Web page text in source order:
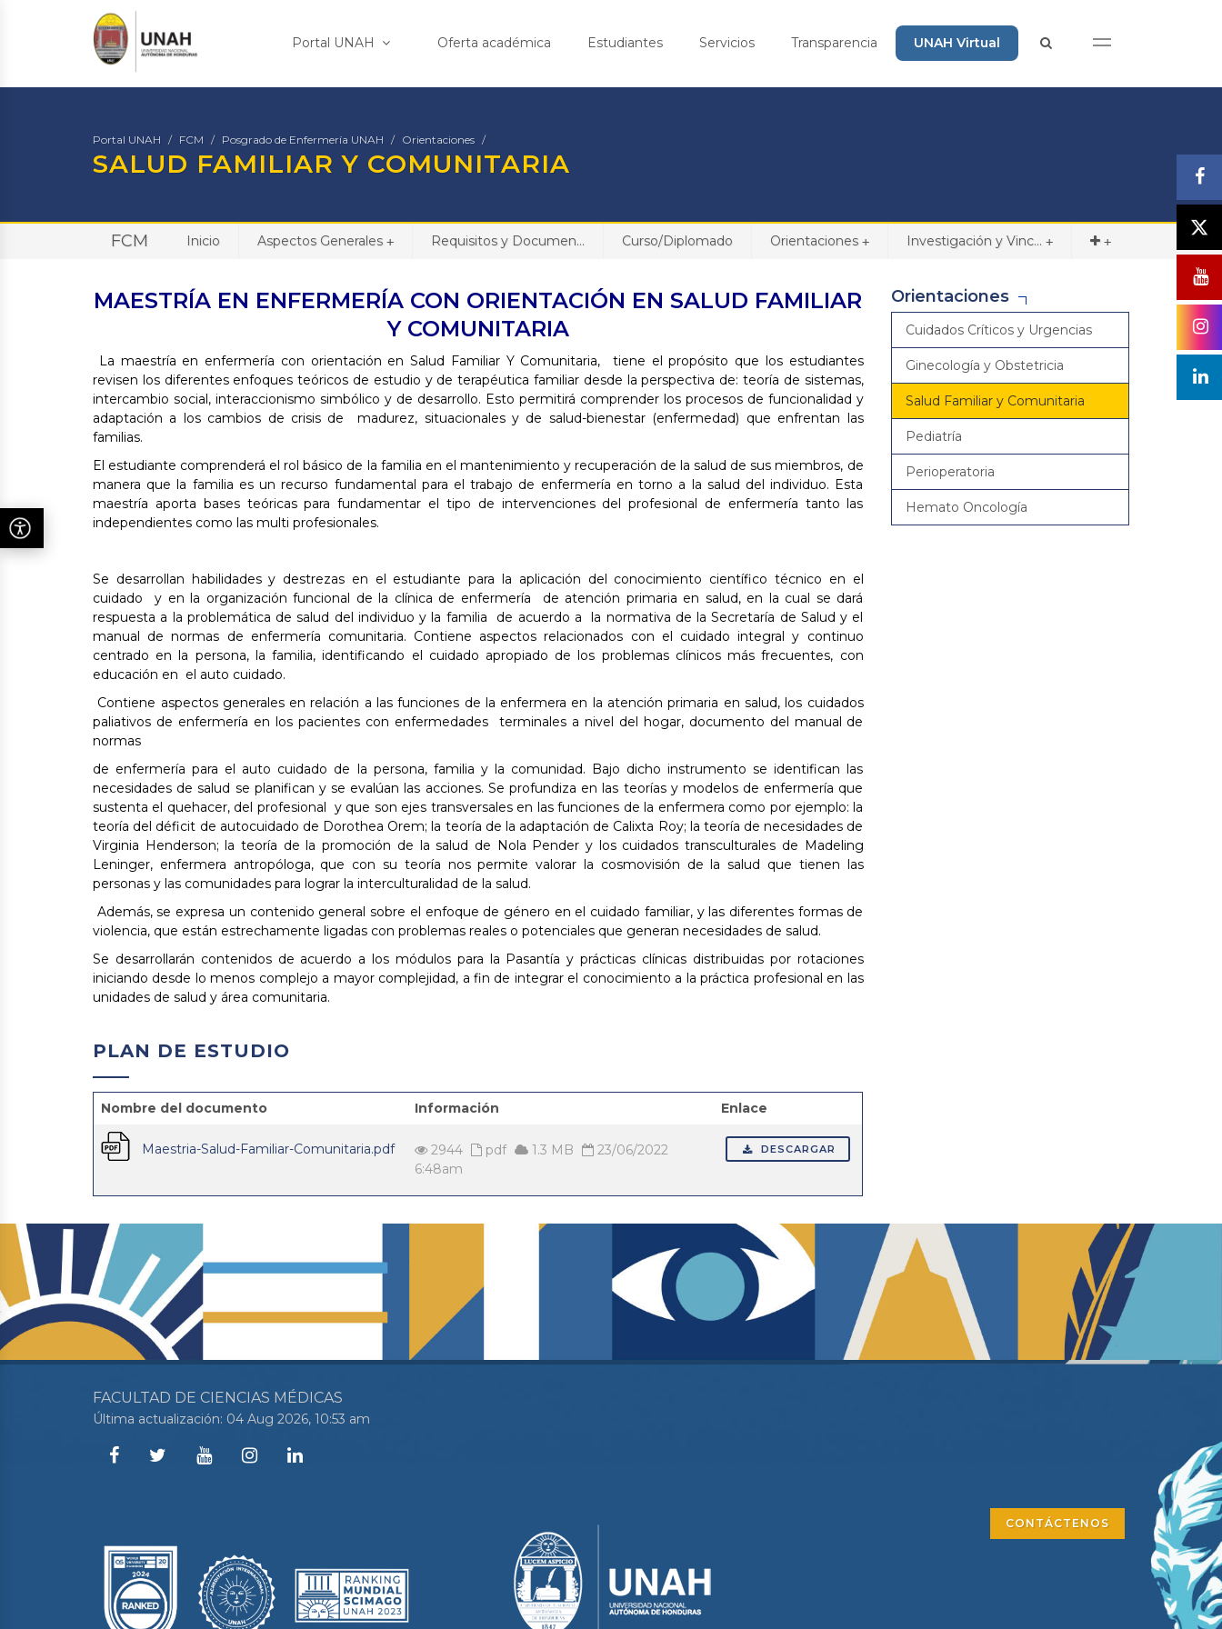
Portal UNAH Oferta académica Estudiantes Servicios Transparencia UNAH Virtual
Portal UNAH FCM Posgrado de Enfermería UNAH Orientaciones
SALUD FAMILIAR Y COMUNITARIA
FCM Inicio +
Aspectos Generales Requisitos y Documen... Curso/Diplomado +
Orientaciones +
Investigación y Vinc... +
MAESTRÍA EN ENFERMERÍA CON ORIENTACIÓN EN SALUD FAMILIAR
Y COMUNITARIA
La maestría en enfermería con orientación en Salud Familiar Y Comunitaria, tiene el propósito que los estudiantes
revisen los diferentes enfoques teóricos de estudio y de terapéutica familiar desde la perspectiva de: teoría de sistemas,
intercambio social, interaccionismo simbólico y de desarrollo. Esto permitirá comprender los procesos de funcionalidad y
adaptación a los cambios de crisis de madurez, situacionales y de salud-bienestar (enfermedad) que enfrentan las
familias.
El estudiante comprenderá el rol básico de la familia en el mantenimiento y recuperación de la salud de sus miembros, de
manera que la familia es un recurso fundamental para el trabajo de enfermería en torno a la salud del individuo. Esta
maestría aporta bases teóricas para fundamentar el tipo de intervenciones del profesional de enfermería tanto las
independientes como las multi profesionales.
Se desarrollan habilidades y destrezas en el estudiante para la aplicación del conocimiento científico técnico en el
cuidado y en la organización funcional de la clínica de enfermería de atención primaria en salud, en la cual se dará
respuesta a la problemática de salud del individuo y la familia de acuerdo a la normativa de la Secretaría de Salud y el
manual de normas de enfermería comunitaria. Contiene aspectos relacionados con el cuidado integral y continuo
centrado en la persona, la familia, identificando el cuidado apropiado de los problemas clínicos más frecuentes, con
educación en el auto cuidado.
Contiene aspectos generales en relación a las funciones de la enfermera en la atención primaria en salud, los cuidados
paliativos de enfermería en los pacientes con enfermedades terminales a nivel del hogar, documento del manual de
normas
de enfermería para el auto cuidado de la persona, familia y la comunidad. Bajo dicho instrumento se identifican las
necesidades de salud se planifican y se evalúan las acciones. Se profundiza en las teorías y modelos de enfermería que
sustenta el quehacer, del profesional y que son ejes transversales en las funciones de la enfermera como por ejemplo: la
teoría del déficit de autocuidado de Dorothea Orem; la teoría de la adaptación de Calixta Roy; la teoría de necesidades de
Virginia Henderson; la teoría de la promoción de la salud de Nola Pender y los cuidados transculturales de Madeling
Leninger, enfermera antropóloga, que con su teoría nos permite valorar la cosmovisión de la salud que tienen las
personas y las comunidades para lograr la interculturalidad de la salud.
Además, se expresa un contenido general sobre el enfoque de género en el cuidado familiar, y las diferentes formas de
violencia, que están estrechamente ligadas con problemas reales o potenciales que generan necesidades de salud.
Se desarrollarán contenidos de acuerdo a los módulos para la Pasantía y prácticas clínicas distribuidas por rotaciones
iniciando desde lo menos complejo a mayor complejidad, a fin de integrar el conocimiento a la práctica profesional en las
unidades de salud y área comunitaria.
PLAN DE ESTUDIO
Nombre del documento Información Enlace
Maestria-Salud-Familiar-Comunitaria.pdf 2944 pdf 1.3 MB
23/06/2022
6:48am
DESCARGAR
Orientaciones
Cuidados Críticos y Urgencias
Ginecología y Obstetricia
Salud Familiar y Comunitaria
Pediatría
Perioperatoria
Hemato Oncología
FACULTAD DE CIENCIAS MÉDICAS
Última actualización: 04 Aug 2026, 10:53 am
CONTÁCTENOS